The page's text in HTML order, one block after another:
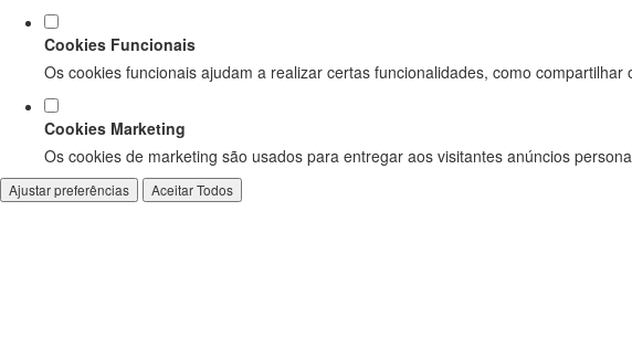
Cookies Funcionais
Os cookies funcionais ajudam a realizar certas funcionalidades, como
Cookies Marketing
Os cookies de marketing são usados para entregar aos visitantes anúncios
Ajustar preferências Aceitar Todos